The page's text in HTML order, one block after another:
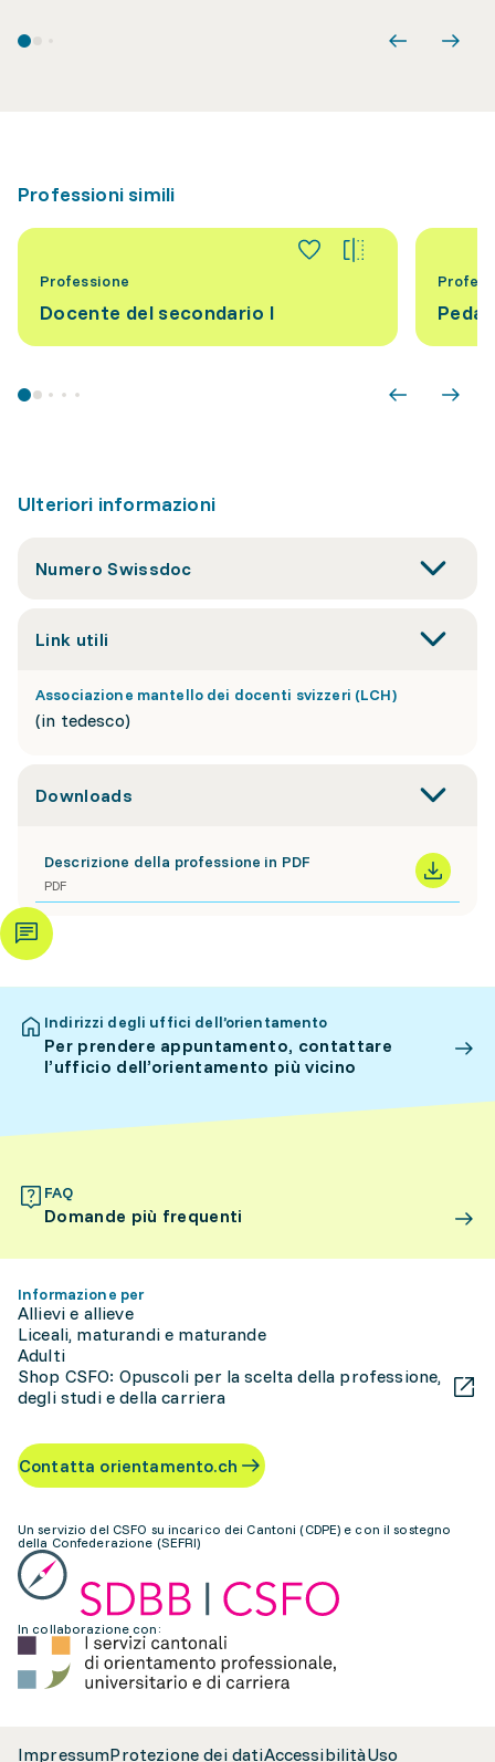
Professioni simili
Professione
Docente del secondario I
Ulteriori informazioni
Numero Swissdoc
Link utili
Associazione mantello dei docenti svizzeri (LCH)
(in tedesco)
Downloads
Descrizione della professione in PDF
PDF
Indirizzi degli uffici dell’orientamento
Per prendere appuntamento, contattare
l’ufficio dell’orientamento più vicino
FAQ
Domande più frequenti
Informazione per
Allievi e allieve
Liceali, maturandi e maturande
Adulti
Shop CSFO: Opuscoli per la scelta della professione,
degli studi e della carriera
Contatta orientamento.ch
Un servizio del CSFO su incarico dei Cantoni (CDPE) e con il sostegno
della Confederazione (SEFRI)
In collaborazione con:
ImpressumProtezione dei datiAccessibilitàUso